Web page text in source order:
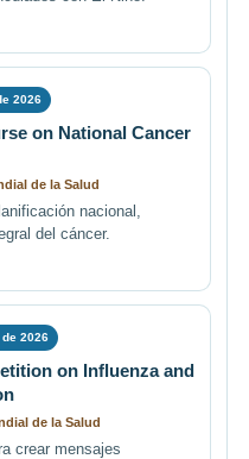
2026
on National Cancer
de la Salud
nacional,
del cáncer.
2026
on Influenza and
de la Salud
crear mensajes